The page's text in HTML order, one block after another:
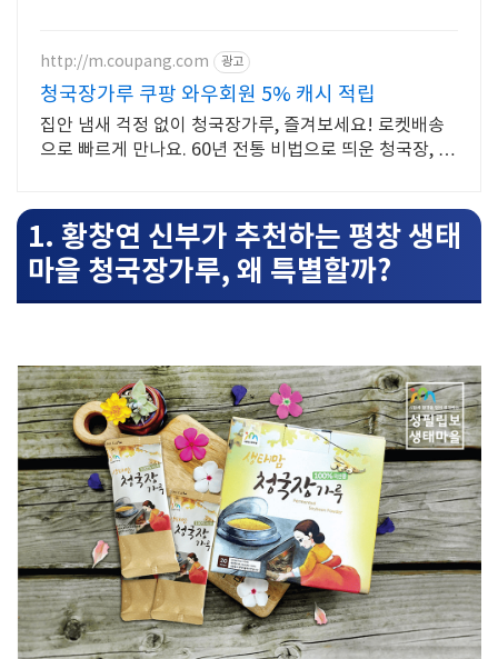
http://m.coupang.com 광고
청국장가루 쿠팡 와우회원 5% 캐시 적립
집안 냄새 걱정 없이 청국장가루, 즐겨보세요! 로켓배송
으로 빠르게 만나요. 60년 전통 비법으로 띄운 청국장, 깊
1. 황창연 신부가 추천하는 평창 생태
마을 청국장가루, 왜 특별할까?